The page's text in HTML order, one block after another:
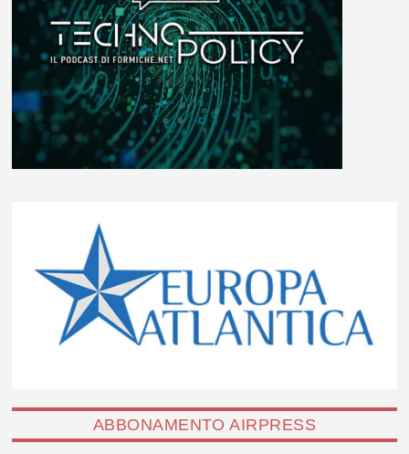
ABBONAMENTO AIRPRESS